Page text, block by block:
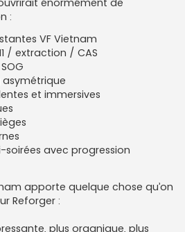
énormément de
:
VF Vietnam
/ extraction / CAS
et immersives
avec progression
apporte quelque chose qu’on
Reforger :
plus organique, plus